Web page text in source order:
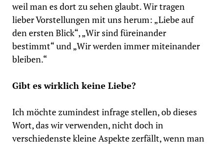
weil man es dort zu sehen glaubt. Wir tragen
lieber Vorstellungen mit uns herum: „Liebe auf
den ersten Blick“, „Wir sind füreinander
bestimmt“ und „Wir werden immer miteinander
bleiben.“
Gibt es wirklich keine Liebe?
Ich möchte zumindest infrage stellen, ob dieses
Wort, das wir verwenden, nicht doch in
verschiedenste kleine Aspekte zerfällt, wenn man